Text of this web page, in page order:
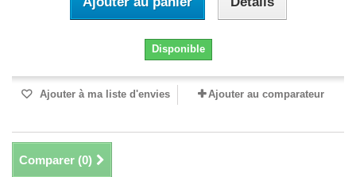
Disponible
Ajouter à ma liste d'envies Ajouter au comparateur
Comparer (0)